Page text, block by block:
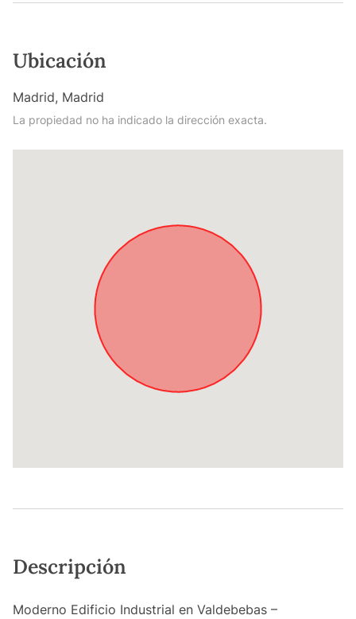
Ubicación
Madrid, Madrid
La propiedad no ha indicado la dirección exacta.
Descripción
Moderno Edificio Industrial en Valdebebas –